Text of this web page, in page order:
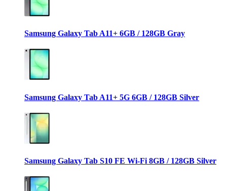
Samsung Galaxy Tab A11+ 6GB / 128GB Gray
Samsung Galaxy Tab A11+ 5G 6GB / 128GB Silver
Samsung Galaxy Tab S10 FE Wi-Fi 8GB / 128GB Silver